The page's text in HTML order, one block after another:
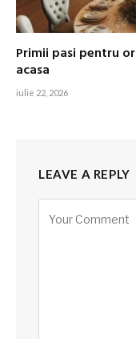
Primii pasi pentru
acasa
iulie 22, 2026
LEAVE A REPLY